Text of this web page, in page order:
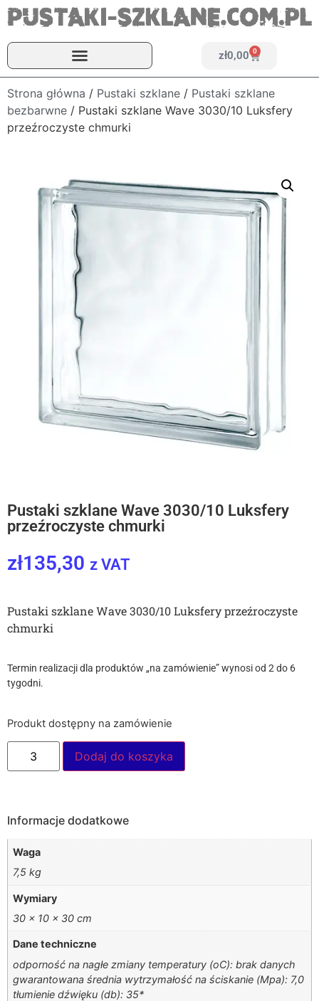
zł0,00 0
Strona główna / Pustaki szklane / Pustaki szklane
bezbarwne / Pustaki szklane Wave 3030/10 Luksfery
przeźroczyste chmurki
Pustaki szklane Wave 3030/10 Luksfery
przeźroczyste chmurki
zł135,30 z VAT
Pustaki szklane Wave 3030/10 Luksfery przeźroczyste
chmurki
Termin realizacji dla produktów „na zamówienie” wynosi od 2 do 6
tygodni.
Produkt dostępny na zamówienie
Dodaj do koszyka
Informacje dodatkowe
Waga
7,5 kg
Wymiary
30 × 10 × 30 cm
Dane techniczne
odporność na nagłe zmiany temperatury (oC): brak danych
gwarantowana średnia wytrzymałość na ściskanie (Mpa): 7,0
tłumienie dźwięku (db): 35*